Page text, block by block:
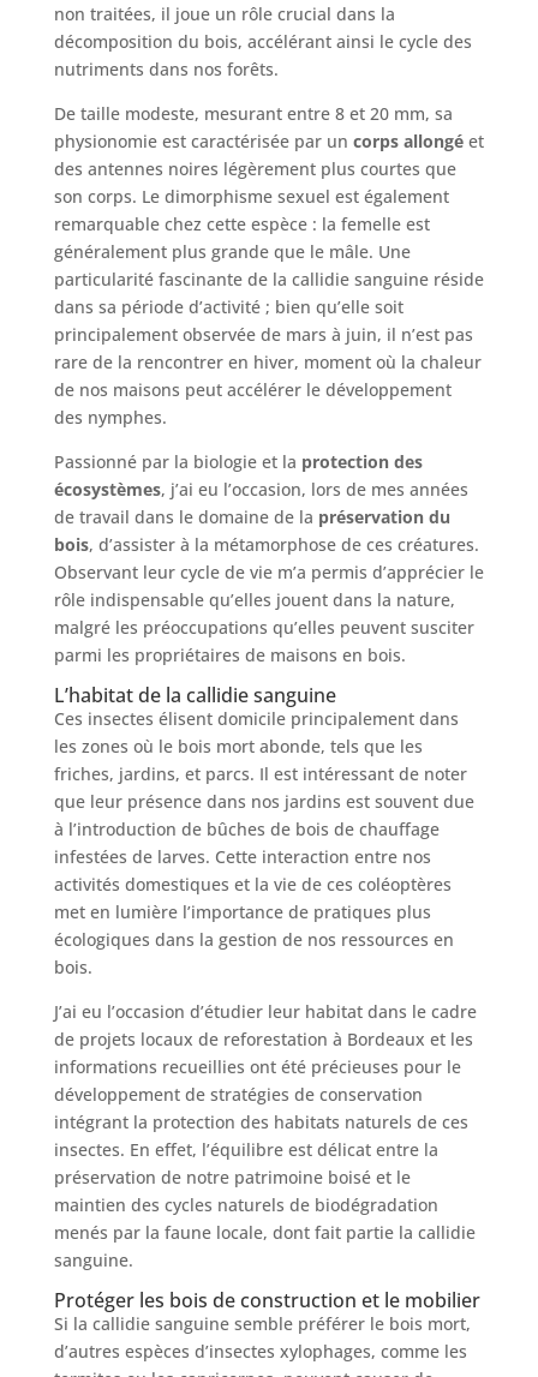
non traitées, il joue un rôle crucial dans la
décomposition du bois, accélérant ainsi le cycle des
nutriments dans nos forêts.
De taille modeste, mesurant entre 8 et 20 mm, sa
physionomie est caractérisée par un corps allongéet
des antennes noires légèrement plus courtes que
son corps. Le dimorphisme sexuel est également
remarquable chez cette espèce : la femelle est
généralement plus grande que le mâle. Une
particularité fascinante de la callidie sanguine réside
dans sa période d’activité ; bien qu’elle soit
principalement observée de mars à juin, il n’est pas
rare de la rencontrer en hiver, moment où la chaleur
de nos maisons peut accélérer le développement
des nymphes.
Passionné par la biologie et la protection des
écosystèmes, j’ai eu l’occasion, lors de mes années
de travail dans le domaine de la préservation du
bois, d’assister à la métamorphose de ces créatures.
Observant leur cycle de vie m’a permis d’apprécier le
rôle indispensable qu’elles jouent dans la nature,
malgré les préoccupations qu’elles peuvent susciter
parmi les propriétaires de maisons en bois.
L’habitat de la callidie sanguine
Ces insectes élisent domicile principalement dans
les zones où le bois mort abonde, tels que les
friches, jardins, et parcs. Il est intéressant de noter
que leur présence dans nos jardins est souvent due
à l’introduction de bûches de bois de chauffage
infestées de larves. Cette interaction entre nos
activités domestiques et la vie de ces coléoptères
met en lumière l’importance de pratiques plus
écologiques dans la gestion de nos ressources en
bois.
J’ai eu l’occasion d’étudier leur habitat dans le cadre
de projets locaux de reforestation à Bordeaux et les
informations recueillies ont été précieuses pour le
développement de stratégies de conservation
intégrant la protection des habitats naturels de ces
insectes. En effet, l’équilibre est délicat entre la
préservation de notre patrimoine boisé et le
maintien des cycles naturels de biodégradation
menés par la faune locale, dont fait partie la callidie
sanguine.
Protéger les bois de construction et le mobilier
Si la callidie sanguine semble préférer le bois mort,
d’autres espèces d’insectes xylophages, comme les